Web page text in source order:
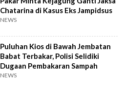
Chatarina di Kasus Eks Jampidsus
NEWS
Puluhan Kios di Bawah Jembatan
Babat Terbakar, Polisi Selidiki
Dugaan Pembakaran Sampah
NEWS